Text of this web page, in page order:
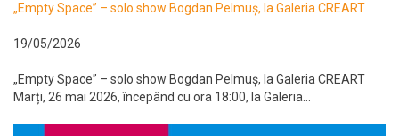
„Empty Space” – solo show Bogdan Pelmuș, la Galeria CREART
19/05/2026
„Empty Space” – solo show Bogdan Pelmuș, la Galeria CREART
Marți, 26 mai 2026, începând cu ora 18:00, la Galeria...